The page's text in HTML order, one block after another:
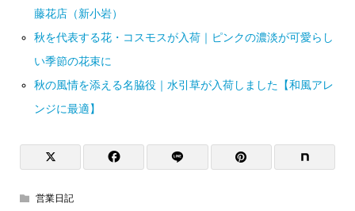
藤花店（新小岩）
秋を代表する花・コスモスが入荷｜ピンクの濃淡が可愛らし
い季節の花束に
秋の風情を添える名脇役｜水引草が入荷しました【和風アレ
ンジに最適】
営業日記